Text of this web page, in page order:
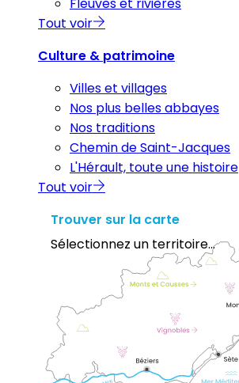
Tout voir
Culture & patrimoine
Villes et villages
Nos plus belles abbayes
Nos traditions
Chemin de Saint-Jacques
L'Hérault, toute une histoire
Tout voir
Trouver sur la carte
Sélectionnez un territoire...